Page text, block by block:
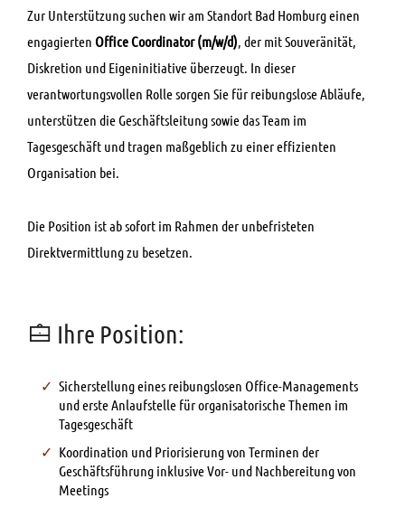
Zur Unterstützung suchen wir am Standort Bad Homburg einen
engagierten Office Coordinator (m/w/d), der mit Souveränität,
Diskretion und Eigeninitiative überzeugt. In dieser
verantwortungsvollen Rolle sorgen Sie für reibungslose Abläufe,
unterstützen die Geschäftsleitung sowie das Team im
Tagesgeschäft und tragen maßgeblich zu einer effizienten
Organisation bei.
Die Position ist ab sofort im Rahmen der unbefristeten
Direktvermittlung zu besetzen.
Ihre Position:
Sicherstellung eines reibungslosen Office-Managements
und erste Anlaufstelle für organisatorische Themen im
Tagesgeschäft
Koordination und Priorisierung von Terminen der
Geschäftsführung inklusive Vor- und Nachbereitung von
Meetings